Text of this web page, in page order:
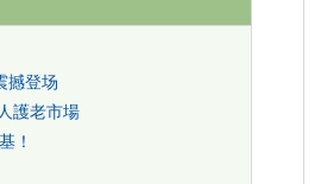
撼登场
護老市場
！